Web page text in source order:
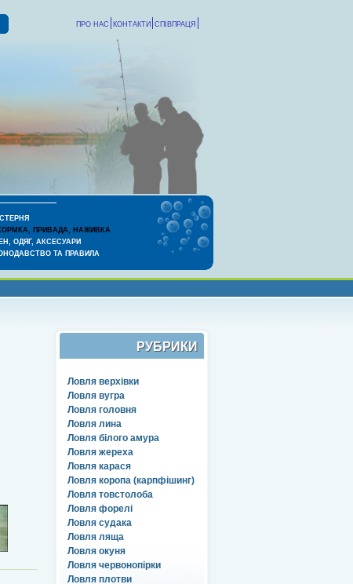
СПІВПРАЦЯ
КОНТАКТИ
ПРО НАС
ПРИВАДА, НАЖИВКА
ОДЯГ, АКСЕСУАРИ
ТА ПРАВИЛА
РУБРИКИ
Ловля верхівки
Ловля вугра
Ловля головня
Ловля лина
Ловля білого амура
Ловля жереха
Ловля карася
Ловля коропа (карпфішинг)
Ловля товстолоба
Ловля форелі
Ловля судака
Ловля ляща
Ловля окуня
Ловля червонопірки
Ловля плотви